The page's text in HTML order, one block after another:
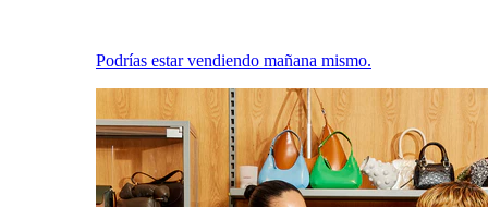
Podrías estar vendiendo mañana mismo.